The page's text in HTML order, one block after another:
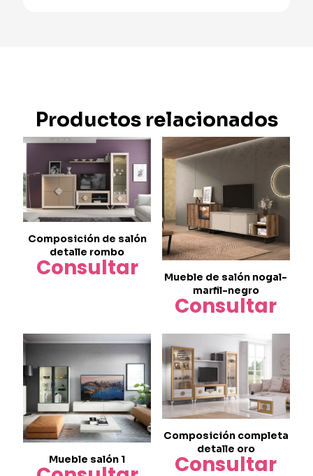
Productos relacionados
Composición de salón
detalle rombo
Consultar
Mueble de salón nogal-
marfil-negro
Consultar
Mueble salón 1
Composición completa
detalle oro
Consultar